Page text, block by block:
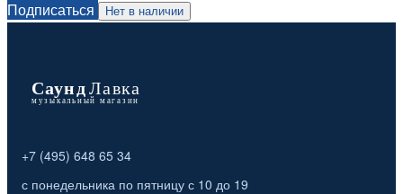
Подписаться
Нет в наличии
+7 (495) 648 65 34
с понедельника по пятницу с 10 до 19